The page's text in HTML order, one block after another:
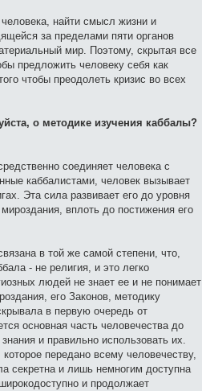
найти смысл жизни и
за пределами пяти органов
мир. Поэтому, скрытая все
предложить человеку себя как
чтобы преодолеть кризис во всех
о методике изучения каббалы?
соединяет человека с
каббалистами, человек вызывает
Эта сила развивает его до уровня
вплоть до постижения его
в той же самой степени, что,
- не религия, и это легко
людей не знает ее и не понимает
его Законов, методику
в первую очередь от
основная часть человечества до
и правильно использовать их.
передано всему человечеству,
секретна и лишь немногим доступна
и продолжает